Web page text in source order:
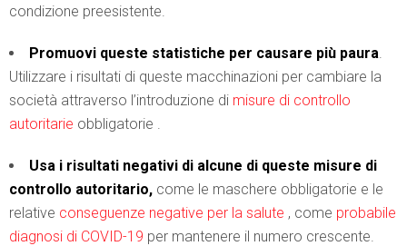
condizione preesistente.
Promuovi queste statistiche per causare più paura.
Utilizzare i risultati di queste macchinazioni per cambiare la
società attraverso l’introduzione di misure di controllo
autoritarie obbligatorie .
Usa i risultati negativi di alcune di queste misure di
controllo autoritario, come le maschere obbligatorie e le
relative conseguenze negative per la salute , come probabile
diagnosi di COVID-19 per mantenere il numero crescente.